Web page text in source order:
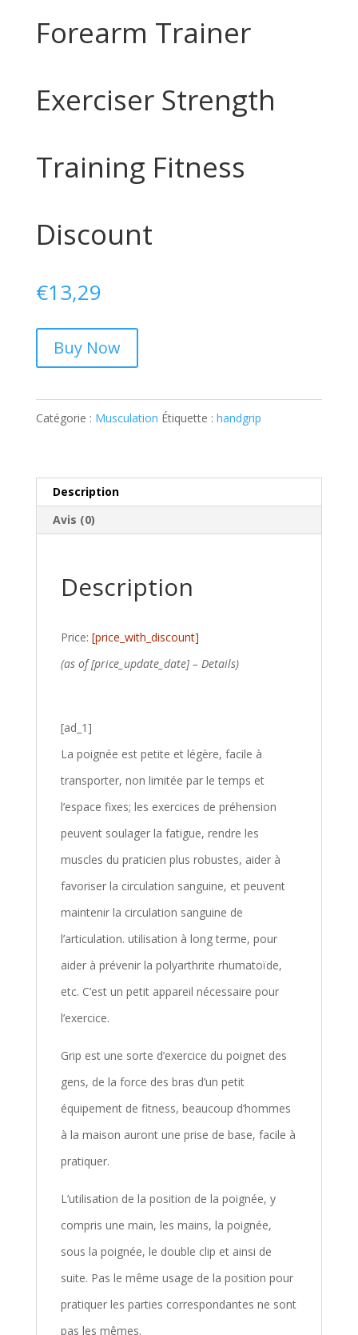
Forearm Trainer
Exerciser Strength
Training Fitness
Discount
€13,29
Buy Now
Catégorie : Musculation Étiquette : handgrip
Description
Avis (0)
Description
Price: [price_with_discount]
(as of [price_update_date] – Details)
[ad_1]
La poignée est petite et légère, facile à
transporter, non limitée par le temps et
l’espace fixes; les exercices de préhension
peuvent soulager la fatigue, rendre les
muscles du praticien plus robustes, aider à
favoriser la circulation sanguine, et peuvent
maintenir la circulation sanguine de
l’articulation. utilisation à long terme, pour
aider à prévenir la polyarthrite rhumatoïde,
etc. C’est un petit appareil nécessaire pour
l’exercice.
Grip est une sorte d’exercice du poignet des
gens, de la force des bras d’un petit
équipement de fitness, beaucoup d’hommes
à la maison auront une prise de base, facile à
pratiquer.
L’utilisation de la position de la poignée, y
compris une main, les mains, la poignée,
sous la poignée, le double clip et ainsi de
suite. Pas le même usage de la position pour
pratiquer les parties correspondantes ne sont
pas les mêmes.